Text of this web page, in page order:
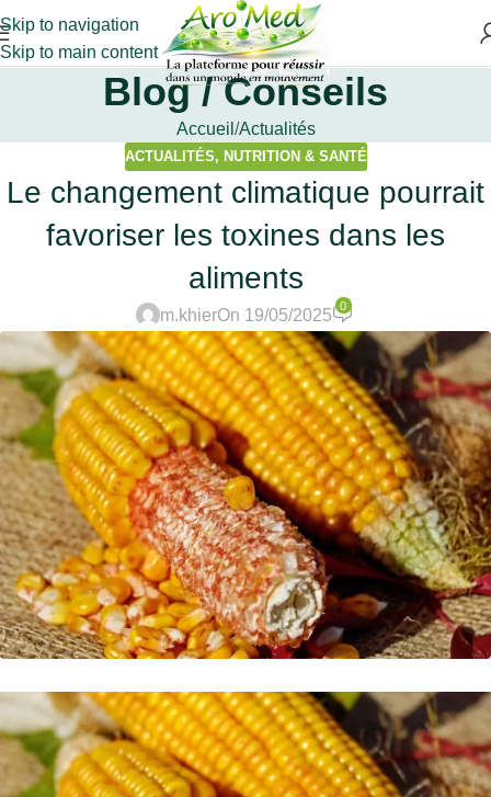
Skip to navigation
Skip to main content
Blog / Conseils
Accueil Actualités
ACTUALITÉS, NUTRITION & SANTÉ
Le changement climatique pourrait
favoriser les toxines dans les
aliments
m.khierOn 19/05/2025
0